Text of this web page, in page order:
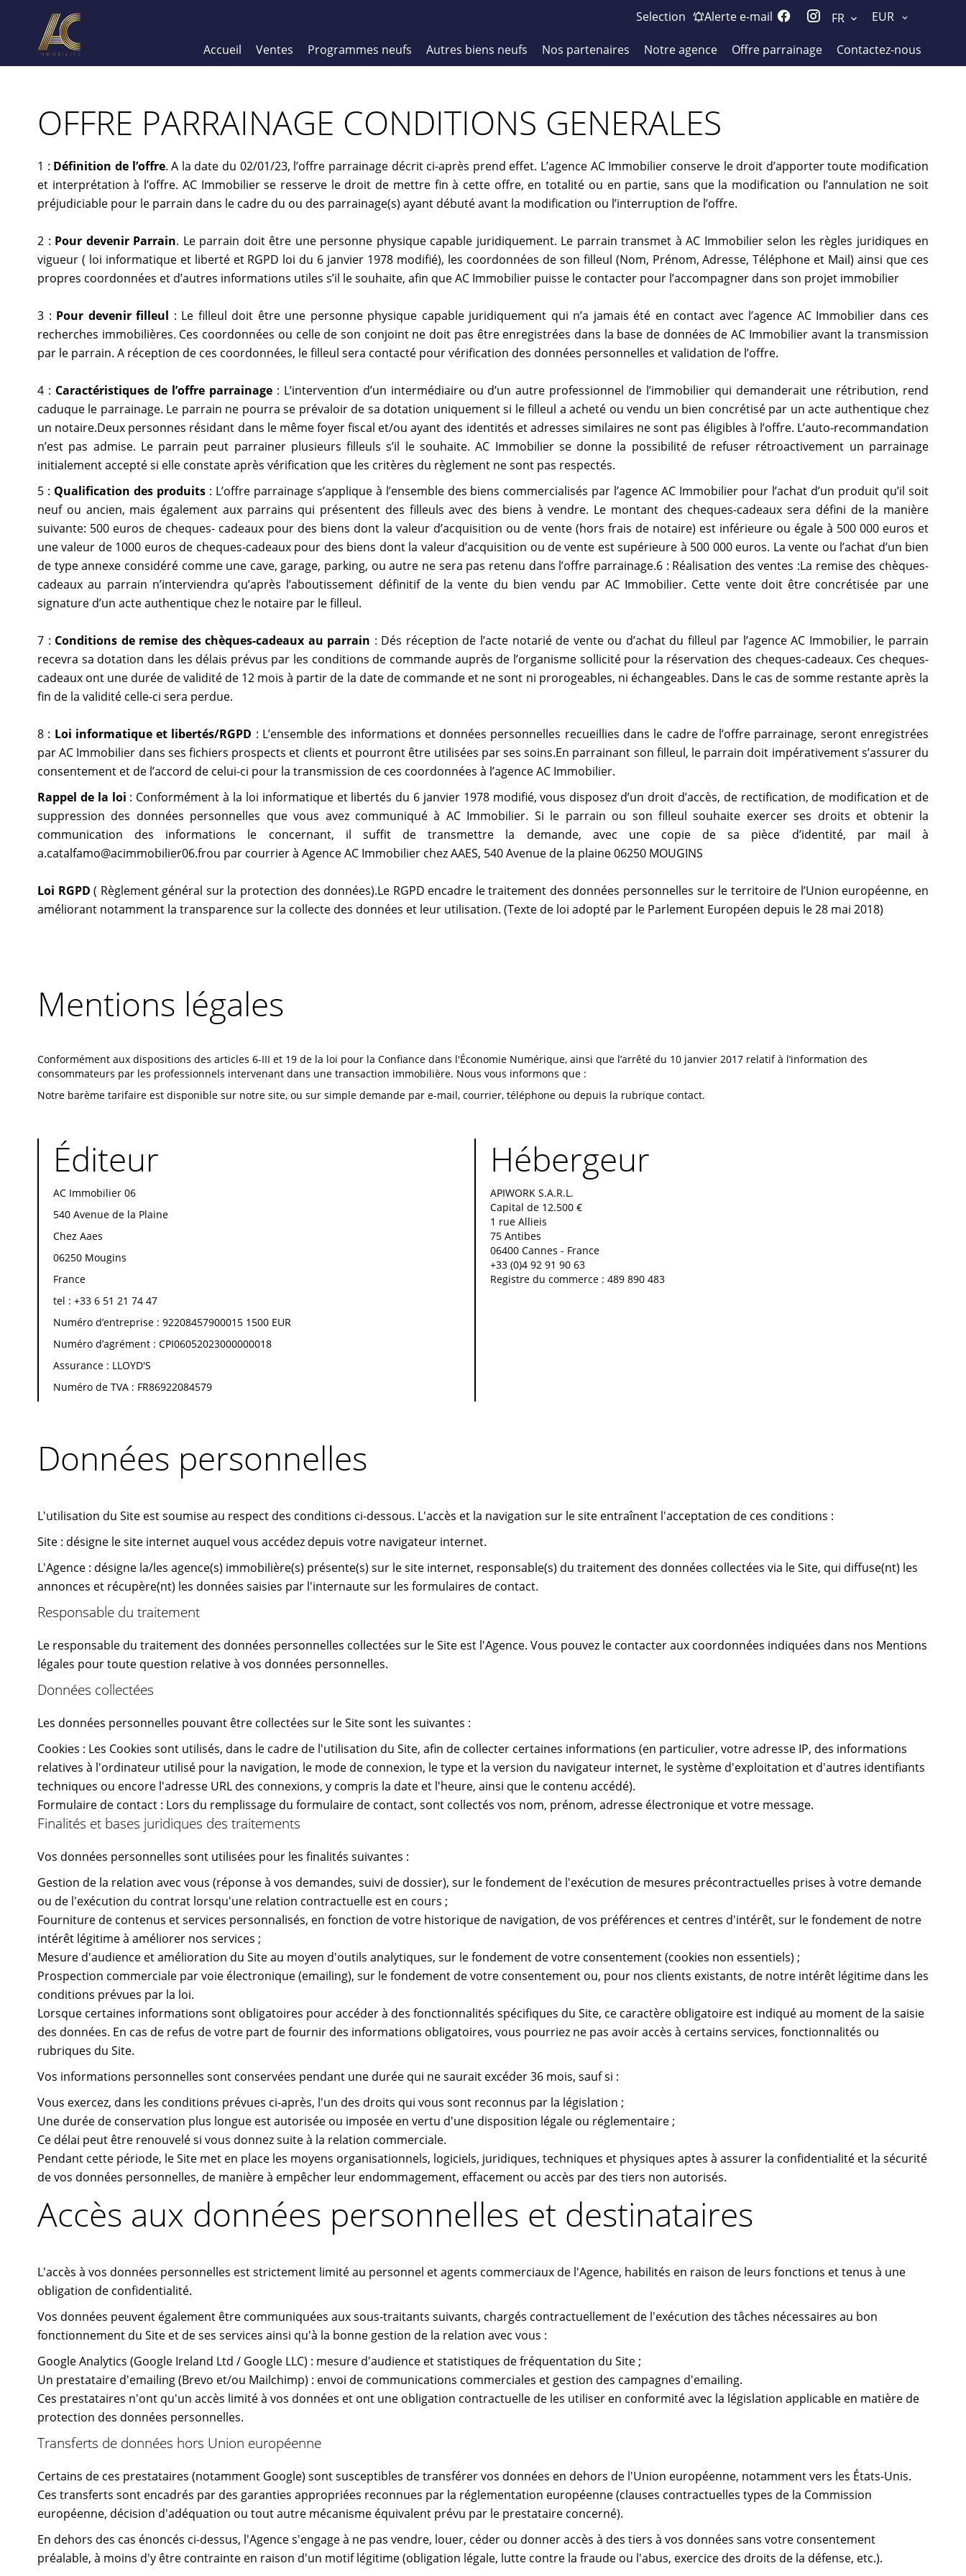
Selection Alerte e-mail FR EUR
Accueil Ventes Programmes neufs Autres biens neufs Nos partenaires Notre agence Offre parrainage Contactez-nous
OFFRE PARRAINAGE CONDITIONS GENERALES
1 : Définition de l’offre. A la date du 02/01/23, l’offre parrainage décrit ci-après prend effet. L’agence AC Immobilier conserve le droit d’apporter toute modification
et interprétation à l’offre. AC Immobilier se resserve le droit de mettre fin à cette offre, en totalité ou en partie, sans que la modification ou l’annulation ne soit
préjudiciable pour le parrain dans le cadre du ou des parrainage(s) ayant débuté avant la modification ou l’interruption de l’offre.
2 : Pour devenir Parrain. Le parrain doit être une personne physique capable juridiquement. Le parrain transmet à AC Immobilier selon les règles juridiques en
vigueur ( loi informatique et liberté et RGPD loi du 6 janvier 1978 modifié), les coordonnées de son filleul (Nom, Prénom, Adresse, Téléphone et Mail) ainsi que ces
propres coordonnées et d’autres informations utiles s’il le souhaite, afin que AC Immobilier puisse le contacter pour l’accompagner dans son projet immobilier
3 : Pour devenir filleul : Le filleul doit être une personne physique capable juridiquement qui n’a jamais été en contact avec l’agence AC Immobilier dans ces
recherches immobilières. Ces coordonnées ou celle de son conjoint ne doit pas être enregistrées dans la base de données de AC Immobilier avant la transmission
par le parrain. A réception de ces coordonnées, le filleul sera contacté pour vérification des données personnelles et validation de l’offre.
4 : Caractéristiques de l’offre parrainage: L’intervention d’un intermédiaire ou d’un autre professionnel de l’immobilier qui demanderait une rétribution, rend
caduque le parrainage. Le parrain ne pourra se prévaloir de sa dotation uniquement si le filleul a acheté ou vendu un bien concrétisé par un acte authentique chez
un notaire.Deux personnes résidant dans le même foyer fiscal et/ou ayant des identités et adresses similaires ne sont pas éligibles à l’offre. L’auto-recommandation
n’est pas admise. Le parrain peut parrainer plusieurs filleuls s’il le souhaite. AC Immobilier se donne la possibilité de refuser rétroactivement un parrainage
initialement accepté si elle constate après vérification que les critères du règlement ne sont pas respectés.
5 : Qualification des produits: L’offre parrainage s’applique à l’ensemble des biens commercialisés par l’agence AC Immobilier pour l’achat d’un produit qu’il soit
neuf ou ancien, mais également aux parrains qui présentent des filleuls avec des biens à vendre. Le montant des cheques-cadeaux sera défini de la manière
suivante: 500 euros de cheques- cadeaux pour des biens dont la valeur d’acquisition ou de vente (hors frais de notaire) est inférieure ou égale à 500 000 euros et
une valeur de 1000 euros de cheques-cadeaux pour des biens dont la valeur d’acquisition ou de vente est supérieure à 500 000 euros. La vente ou l’achat d’un bien
de type annexe considéré comme une cave, garage, parking, ou autre ne sera pas retenu dans l’offre parrainage.6 : Réalisation des ventes :La remise des chèques-
cadeaux au parrain n’interviendra qu’après l’aboutissement définitif de la vente du bien vendu par AC Immobilier. Cette vente doit être concrétisée par une
signature d’un acte authentique chez le notaire par le filleul.
7 : Conditions de remise des chèques-cadeaux au parrain : Dés réception de l’acte notarié de vente ou d’achat du filleul par l’agence AC Immobilier, le parrain
recevra sa dotation dans les délais prévus par les conditions de commande auprès de l’organisme sollicité pour la réservation des cheques-cadeaux. Ces cheques-
cadeaux ont une durée de validité de 12 mois à partir de la date de commande et ne sont ni prorogeables, ni échangeables. Dans le cas de somme restante après la
fin de la validité celle-ci sera perdue.
8 : Loi informatique et libertés/RGPD : L’ensemble des informations et données personnelles recueillies dans le cadre de l’offre parrainage, seront enregistrées
par AC Immobilier dans ses fichiers prospects et clients et pourront être utilisées par ses soins.En parrainant son filleul, le parrain doit impérativement s’assurer du
consentement et de l’accord de celui-ci pour la transmission de ces coordonnées à l’agence AC Immobilier.
Rappel de la loi : Conformément à la loi informatique et libertés du 6 janvier 1978 modifié, vous disposez d’un droit d’accès, de rectification, de modification et de
suppression des données personnelles que vous avez communiqué à AC Immobilier. Si le parrain ou son filleul souhaite exercer ses droits et obtenir la
communication des informations le concernant, il suffit de transmettre la demande, avec une copie de sa pièce d’identité, par mail à
a.catalfamo@acimmobilier06.frou par courrier à Agence AC Immobilier chez AAES, 540 Avenue de la plaine 06250 MOUGINS
Loi RGPD ( Règlement général sur la protection des données).Le RGPD encadre le traitement des données personnelles sur le territoire de l’Union européenne, en
améliorant notamment la transparence sur la collecte des données et leur utilisation. (Texte de loi adopté par le Parlement Européen depuis le 28 mai 2018)
Mentions légales
Conformément aux dispositions des articles 6-III et 19 de la loi pour la Confiance dans l'Économie Numérique, ainsi que l’arrêté du 10 janvier 2017 relatif à l’information des
consommateurs par les professionnels intervenant dans une transaction immobilière. Nous vous informons que :
Notre barème tarifaire est disponible sur notre site, ou sur simple demande par e-mail, courrier, téléphone ou depuis la rubrique contact.
Éditeur
AC Immobilier 06
540 Avenue de la Plaine
Chez Aaes
06250 Mougins
France
tel : +33 6 51 21 74 47
Numéro d’entreprise : 92208457900015 1500 EUR
Numéro d’agrément : CPI06052023000000018
Assurance : LLOYD'S
Numéro de TVA : FR86922084579
Hébergeur
APIWORK S.A.R.L.
Capital de 12.500 €
1 rue Allieis
75 Antibes
06400 Cannes - France
+33 (0)4 92 91 90 63
Registre du commerce : 489 890 483
Données personnelles
L'utilisation du Site est soumise au respect des conditions ci-dessous. L'accès et la navigation sur le site entraînent l'acceptation de ces conditions :
Site : désigne le site internet auquel vous accédez depuis votre navigateur internet.
L'Agence : désigne la/les agence(s) immobilière(s) présente(s) sur le site internet, responsable(s) du traitement des données collectées via le Site, qui diffuse(nt) les
annonces et récupère(nt) les données saisies par l'internaute sur les formulaires de contact.
Responsable du traitement
Le responsable du traitement des données personnelles collectées sur le Site est l'Agence. Vous pouvez le contacter aux coordonnées indiquées dans nos Mentions
légales pour toute question relative à vos données personnelles.
Données collectées
Les données personnelles pouvant être collectées sur le Site sont les suivantes :
Cookies : Les Cookies sont utilisés, dans le cadre de l'utilisation du Site, afin de collecter certaines informations (en particulier, votre adresse IP, des informations
relatives à l'ordinateur utilisé pour la navigation, le mode de connexion, le type et la version du navigateur internet, le système d'exploitation et d'autres identifiants
techniques ou encore l'adresse URL des connexions, y compris la date et l'heure, ainsi que le contenu accédé).
Formulaire de contact : Lors du remplissage du formulaire de contact, sont collectés vos nom, prénom, adresse électronique et votre message.
Finalités et bases juridiques des traitements
Vos données personnelles sont utilisées pour les finalités suivantes :
Gestion de la relation avec vous (réponse à vos demandes, suivi de dossier), sur le fondement de l'exécution de mesures précontractuelles prises à votre demande
ou de l'exécution du contrat lorsqu'une relation contractuelle est en cours ;
Fourniture de contenus et services personnalisés, en fonction de votre historique de navigation, de vos préférences et centres d'intérêt, sur le fondement de notre
intérêt légitime à améliorer nos services ;
Mesure d'audience et amélioration du Site au moyen d'outils analytiques, sur le fondement de votre consentement (cookies non essentiels) ;
Prospection commerciale par voie électronique (emailing), sur le fondement de votre consentement ou, pour nos clients existants, de notre intérêt légitime dans les
conditions prévues par la loi.
Lorsque certaines informations sont obligatoires pour accéder à des fonctionnalités spécifiques du Site, ce caractère obligatoire est indiqué au moment de la saisie
des données. En cas de refus de votre part de fournir des informations obligatoires, vous pourriez ne pas avoir accès à certains services, fonctionnalités ou
rubriques du Site.
Vos informations personnelles sont conservées pendant une durée qui ne saurait excéder 36 mois, sauf si :
Vous exercez, dans les conditions prévues ci-après, l'un des droits qui vous sont reconnus par la législation ;
Une durée de conservation plus longue est autorisée ou imposée en vertu d'une disposition légale ou réglementaire ;
Ce délai peut être renouvelé si vous donnez suite à la relation commerciale.
Pendant cette période, le Site met en place les moyens organisationnels, logiciels, juridiques, techniques et physiques aptes à assurer la confidentialité et la sécurité
de vos données personnelles, de manière à empêcher leur endommagement, effacement ou accès par des tiers non autorisés.
Accès aux données personnelles et destinataires
L'accès à vos données personnelles est strictement limité au personnel et agents commerciaux de l'Agence, habilités en raison de leurs fonctions et tenus à une
obligation de confidentialité.
Vos données peuvent également être communiquées aux sous-traitants suivants, chargés contractuellement de l'exécution des tâches nécessaires au bon
fonctionnement du Site et de ses services ainsi qu'à la bonne gestion de la relation avec vous :
Google Analytics (Google Ireland Ltd / Google LLC) : mesure d'audience et statistiques de fréquentation du Site ;
Un prestataire d'emailing (Brevo et/ou Mailchimp) : envoi de communications commerciales et gestion des campagnes d'emailing.
Ces prestataires n'ont qu'un accès limité à vos données et ont une obligation contractuelle de les utiliser en conformité avec la législation applicable en matière de
protection des données personnelles.
Transferts de données hors Union européenne
Certains de ces prestataires (notamment Google) sont susceptibles de transférer vos données en dehors de l'Union européenne, notamment vers les États-Unis.
Ces transferts sont encadrés par des garanties appropriées reconnues par la réglementation européenne (clauses contractuelles types de la Commission
européenne, décision d'adéquation ou tout autre mécanisme équivalent prévu par le prestataire concerné).
En dehors des cas énoncés ci-dessus, l'Agence s'engage à ne pas vendre, louer, céder ou donner accès à des tiers à vos données sans votre consentement
préalable, à moins d'y être contrainte en raison d'un motif légitime (obligation légale, lutte contre la fraude ou l'abus, exercice des droits de la défense, etc.).